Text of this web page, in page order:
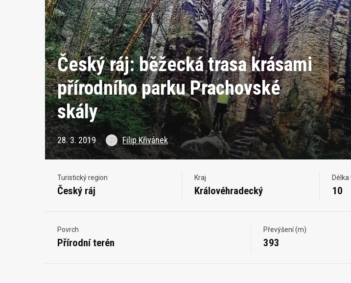
Český ráj: běžecká trasa krásami
přírodního parku Prachovské
skály
28. 3. 2019 Filip Křivánek
Turistický region
Český ráj
Kraj
Královéhradecký 10
Povrch
Přírodní terén
Převýšení (m)
393